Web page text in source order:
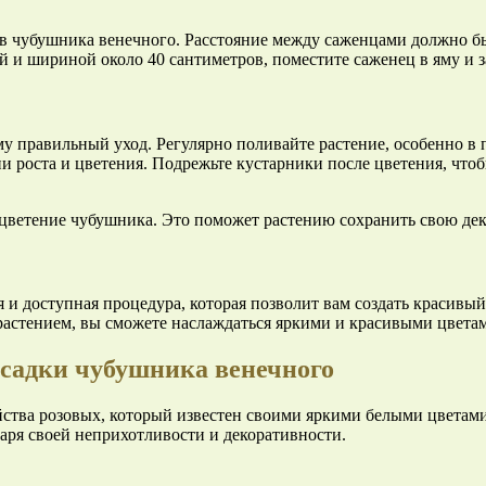
венечного. Расстояние между саженцами должно
и шириной около 40 сантиметров, поместите саженец в яму и
правильный уход. Регулярно поливайте растение, особенно
и цветения. Подрежьте кустарники после цветения,
чубушника. Это поможет растению сохранить свою
доступная процедура, которая позволит вам создать
вы сможете наслаждаться яркими и красивыми
чубушника венечного
розовых, который известен своими яркими белыми
своей неприхотливости и декоративности.